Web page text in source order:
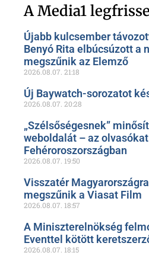
oldalunkon!
A Media1
Újabb kulcsember
Benyó Rita elbúcsúzott a
megszűnik az Elemző
2026.08.07. 21:18
Új Baywatch-sorozatot
2026.08.07. 20:28
„Szélsőségesnek”
weboldalát – az
Fehéroroszországban
2026.08.07. 19:50
Visszatér
megszűnik a Viasat Film
2026.08.07. 18:57
A Miniszterelnökség
Eventtel kötött
2026.08.07. 18:15